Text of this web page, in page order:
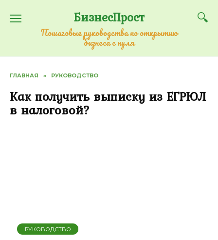
содержанию
БизнесПрост
Пошаговые руководства по открытию
бизнеса с нуля
ГЛАВНАЯ » РУКОВОДСТВО
Как получить выписку из ЕГРЮЛ
в налоговой?
РУКОВОДСТВО